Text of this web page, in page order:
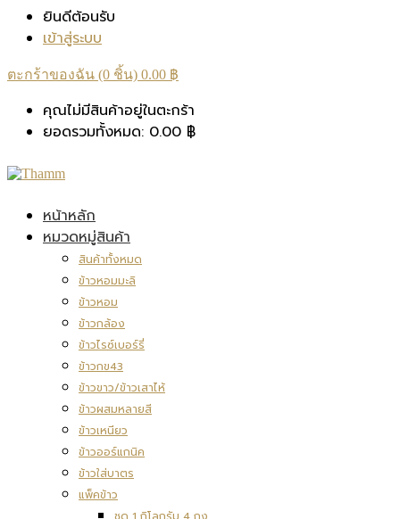
ยินดีต้อนรับ
เข้าสู่ระบบ
ตะกร้าของฉัน (0 ชิ้น) 0.00 ฿
คุณไม่มีสินค้าอยู่ในตะกร้า
ยอดรวมทั้งหมด: 0.00 ฿
หน้าหลัก
หมวดหมู่สินค้า
สินค้าทั้งหมด
ข้าวหอมมะลิ
ข้าวหอม
ข้าวกล้อง
ข้าวไรซ์เบอร์รี่
ข้าวกข43
ข้าวขาว/ข้าวเสาไห้
ข้าวผสมหลายสี
ข้าวเหนียว
ข้าวออร์แกนิค
ข้าวใส่บาตร
แพ็คข้าว